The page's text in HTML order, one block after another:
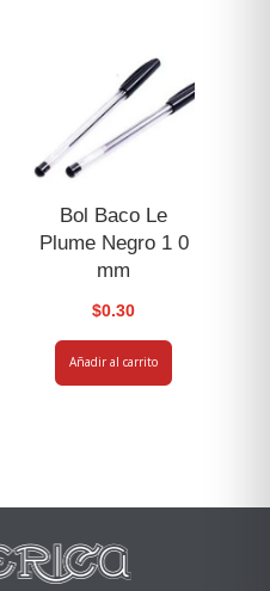
Bol Baco Le
Plume Negro 1 0
mm
$0.30
Añadir al carrito